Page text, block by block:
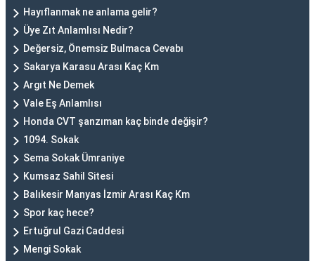
Hayıflanmak ne anlama gelir?
Üye Zıt Anlamlısı Nedir?
Değersiz, Önemsiz Bulmaca Cevabı
Sakarya Karasu Arası Kaç Km
Argıt Ne Demek
Vale Eş Anlamlısı
Honda CVT şanzıman kaç binde değişir?
1094. Sokak
Sema Sokak Ümraniye
Kumsaz Sahil Sitesi
Balıkesir Manyas İzmir Arası Kaç Km
Spor kaç hece?
Ertuğrul Gazi Caddesi
Mengi Sokak